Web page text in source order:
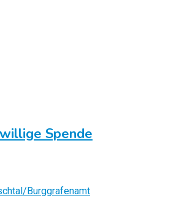
Spende
Burggrafenamt